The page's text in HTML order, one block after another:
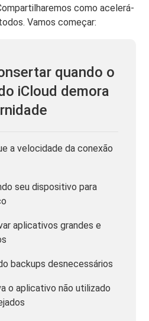
como acelerá-
Vamos começar:
quando o
iCloud demora
a velocidade da conexão
seu dispositivo para
aplicativos grandes e
backups desnecessários
o aplicativo não utilizado